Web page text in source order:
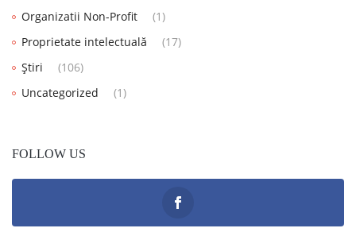
Organizatii Non-Profit
(1)
Proprietate intelectuală
(17)
Știri
(106)
Uncategorized
(1)
FOLLOW US